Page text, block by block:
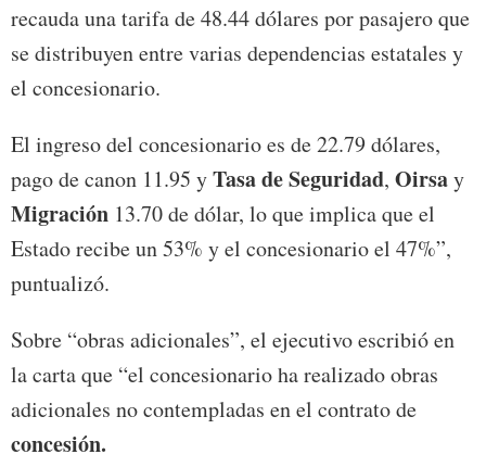
recauda una tarifa de 48.44 dólares por pasajero que
se distribuyen entre varias dependencias estatales y
el concesionario.
El ingreso del concesionario es de 22.79 dólares,
pago de canon 11.95 yTasa de Seguridad, Oirsay
Migración 13.70 de dólar, lo que implica que el
Estado recibe un 53% y el concesionario el 47%”,
puntualizó.
Sobre “obras adicionales”, el ejecutivo escribió en
la carta que “el concesionario ha realizado obras
adicionales no contempladas en el contrato de
concesión.